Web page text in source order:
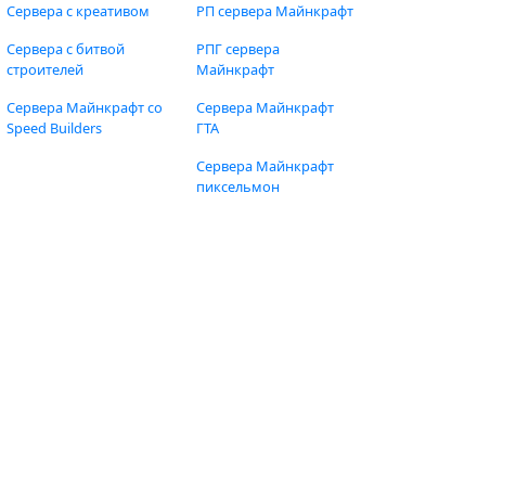
Сервера с креативом
Сервера с битвой
строителей
Сервера Майнкрафт со
Speed Builders
РП сервера Майнкрафт
РПГ сервера
Майнкрафт
Сервера Майнкрафт
ГТА
Сервера Майнкрафт
пиксельмон